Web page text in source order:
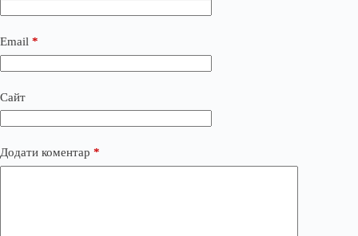
Email *
Сайт
Додати коментар *